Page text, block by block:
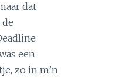
dat
een
zo in m’n